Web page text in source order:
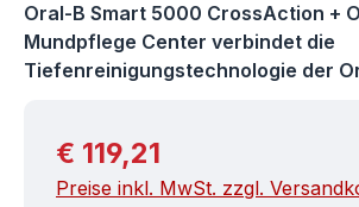
Oral-B Smart 5000 CrossAction +
Mundpflege Center verbindet die
Tiefenreinigungstechnologie der
Regulärer Preis:
€ 119,21
Preise inkl. MwSt. zzgl.